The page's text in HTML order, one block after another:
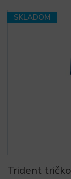
SKLADOM
Trident